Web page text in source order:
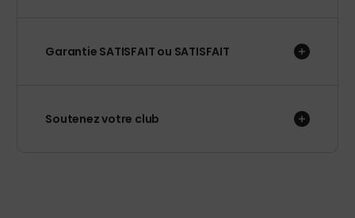
Garantie SATISFAIT ou SATISFAIT
Soutenez votre club